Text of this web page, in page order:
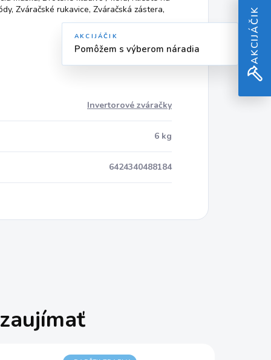
Zváračské rukavice, Zváračská zástera,
Invertorové zváračky
6 kg
6424340488184
AKCIJÁČIK
Pomôžem s výberom náradia AKCIJÁČIK